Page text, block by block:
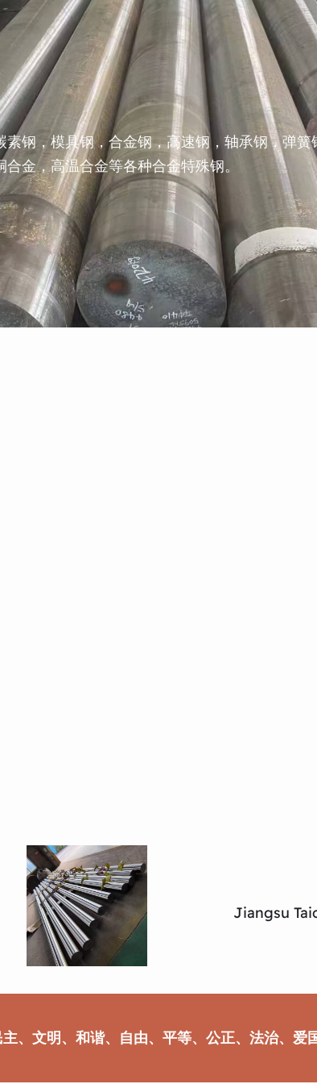
钢，模具钢，合金钢，高速钢，轴承钢，弹簧
合金，高温合金等各种合金特殊钢。
Jiangsu
、文明、和谐、自由、平等、公正、法治、爱